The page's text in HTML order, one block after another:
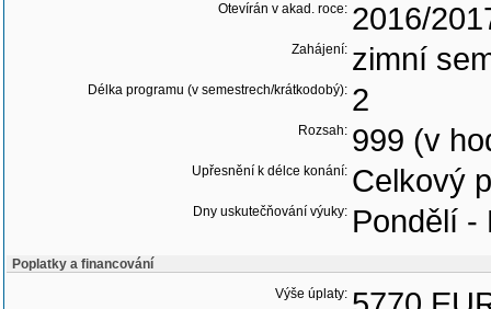
Otevírán v akad. roce: 2016/
Zahájení: zimní
Délka programu (v semestrech/krátkodobý): 2
Rozsah: 999 (v
Upřesnění k délce konání: Celkový
Dny uskutečňování výuky: Pondělí -
Poplatky a financování
Výše úplaty: